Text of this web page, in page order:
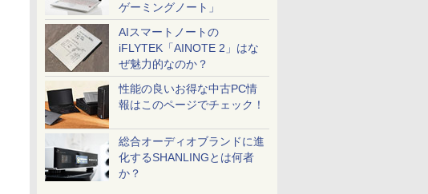
ゲーミングノート」
AIスマートノートの
iFLYTEK「AINOTE 2」はな
ぜ魅力的なのか？
性能の良いお得な中古PC情
報はこのページでチェック！
総合オーディオブランドに進
化するSHANLINGとは何者
か？